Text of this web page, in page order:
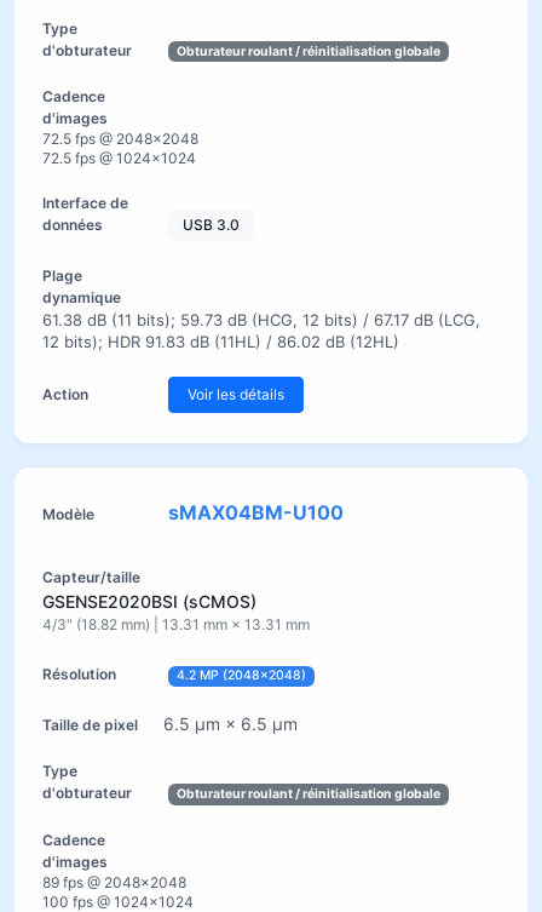
Obturateur roulant / réinitialisation globale
72.5 fps @ 2048×2048
72.5 fps @ 1024×1024
USB 3.0
61.38 dB (11 bits); 59.73 dB (HCG, 12 bits) / 67.17 dB (LCG,
12 bits); HDR 91.83 dB (11HL) / 86.02 dB (12HL)
Voir les détails
sMAX04BM-U100
GSENSE2020BSI (sCMOS)
4/3" (18.82 mm) | 13.31 mm × 13.31 mm
4.2 MP (2048×2048)
6.5 µm × 6.5 µm
Obturateur roulant / réinitialisation globale
89 fps @ 2048×2048
100 fps @ 1024×1024